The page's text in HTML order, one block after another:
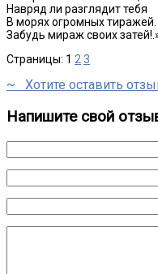
Навряд ли разглядит тебя
В морях огромных тиражей.
Забудь мираж своих
Страницы: 1 23
~ Хотите оставить
Напишите свой